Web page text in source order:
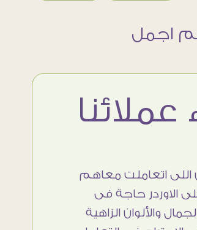
اللى اتعاملت معاهم
الاوردر حاجة فى
والألوان الزاهية